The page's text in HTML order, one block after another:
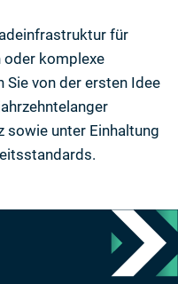
für
komplexe
Sie von der ersten Idee
sowie unter Einhaltung